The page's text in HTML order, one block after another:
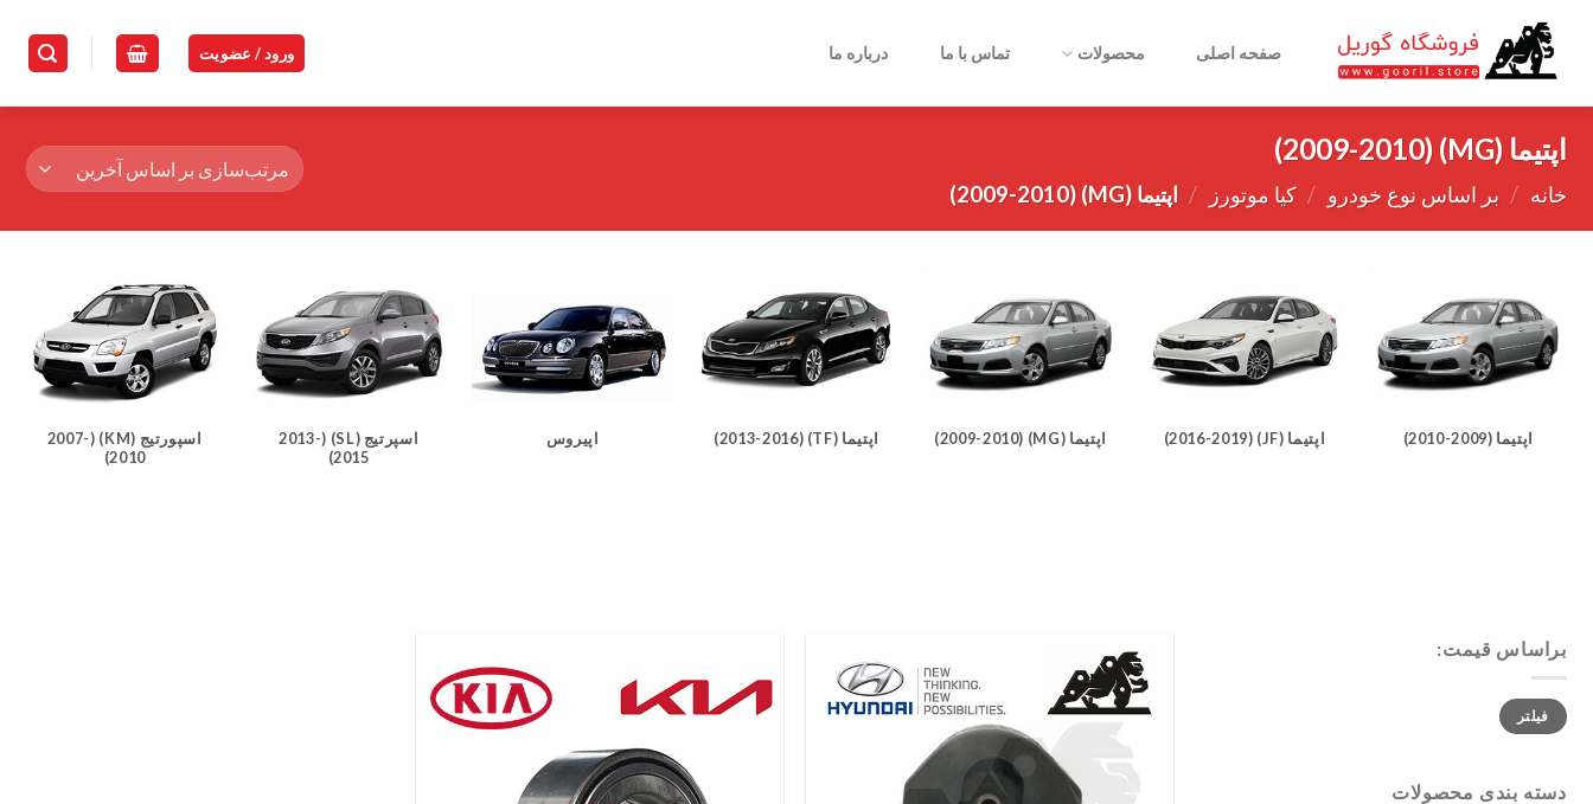
content
صفحه اصلی محصولات تماس با ما درباره ما ورود / عضویت
اپتیما (MG) (2009-2010)
خانه / بر اساس نوع خودرو / کیا موتورز / اپتیما (MG) (2009-2010)
اپتیما (2009-2010) اپتیما (JF) (2016-2019) اپتیما (MG) (2009-2010) اپتیما (TF) (2013-2016) اپیروس
اسپرتیج (SL) (2013-
2015)
اسپورتیج (KM) (2007-
2010)
براساس قیمت:
حداقل
قیمت
حداکثر
قیمت
فیلتر
دسته بندی محصولات